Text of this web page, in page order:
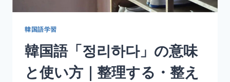
う
し
よ
韓国語学習
韓国語「정리하다」の意味
と使い方｜整理する・整え